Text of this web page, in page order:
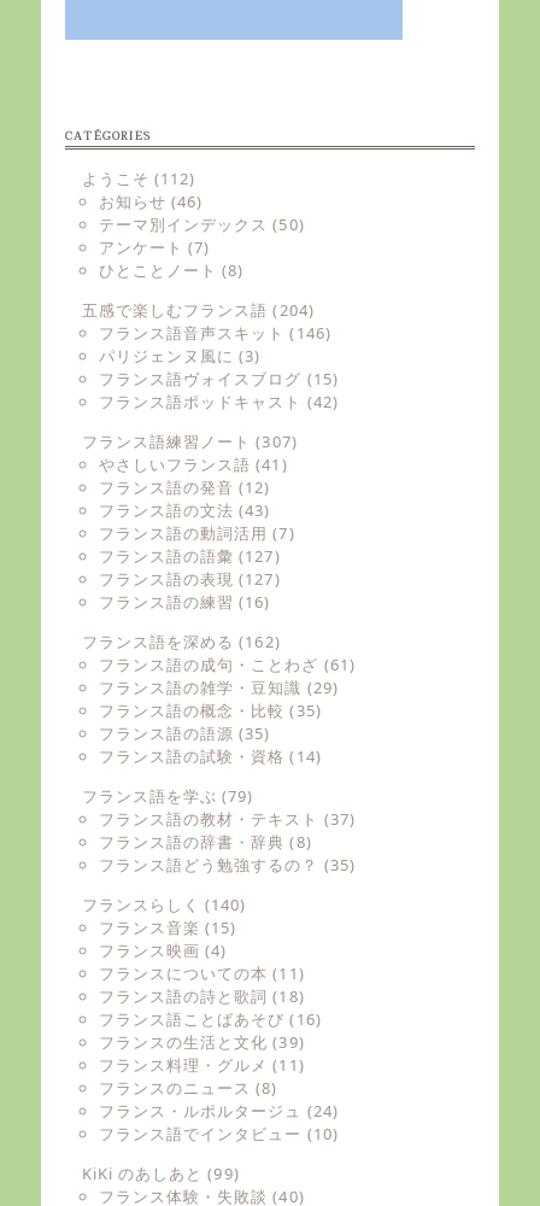
CATÉGORIES
ようこそ (112)
お知らせ (46)
テーマ別インデックス (50)
アンケート (7)
ひとことノート (8)
五感で楽しむフランス語 (204)
フランス語音声スキット (146)
パリジェンヌ風に (3)
フランス語ヴォイスブログ (15)
フランス語ポッドキャスト (42)
フランス語練習ノート (307)
やさしいフランス語 (41)
フランス語の発音 (12)
フランス語の文法 (43)
フランス語の動詞活用 (7)
フランス語の語彙 (127)
フランス語の表現 (127)
フランス語の練習 (16)
フランス語を深める (162)
フランス語の成句・ことわざ (61)
フランス語の雑学・豆知識 (29)
フランス語の概念・比較 (35)
フランス語の語源 (35)
フランス語の試験・資格 (14)
フランス語を学ぶ (79)
フランス語の教材・テキスト (37)
フランス語の辞書・辞典 (8)
フランス語どう勉強するの？ (35)
フランスらしく (140)
フランス音楽 (15)
フランス映画 (4)
フランスについての本 (11)
フランス語の詩と歌詞 (18)
フランス語ことばあそび (16)
フランスの生活と文化 (39)
フランス料理・グルメ (11)
フランスのニュース (8)
フランス・ルポルタージュ (24)
フランス語でインタビュー (10)
KiKi のあしあと (99)
フランス体験・失敗談 (40)